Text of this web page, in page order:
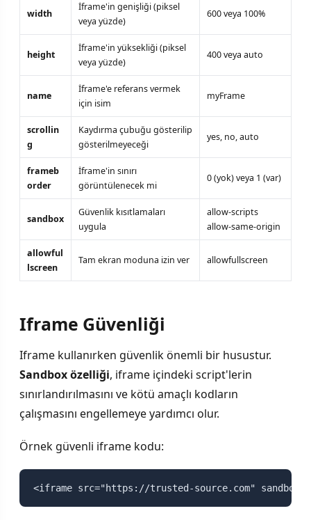
width
İframe'in genişliği (piksel
veya yüzde)
600 veya 100%
height
İframe'in yüksekliği (piksel
veya yüzde)
400 veya auto
name
İframe'e referans vermek
için isim
myFrame
scrollin
g
Kaydırma çubuğu gösterilip
gösterilmeyeceği
yes, no, auto
frameb
order
İframe'in sınırı
görüntülenecek mi
0 (yok) veya 1 (var)
sandbox
Güvenlik kısıtlamaları
uygula
allow-scripts
allow-same-origin
allowful
lscreen
Tam ekran moduna izin ver allowfullscreen
Iframe Güvenliği
Iframe kullanırken güvenlik önemli bir husustur.
Sandbox özelliği, iframe içindeki script'lerin
sınırlandırılmasını ve kötü amaçlı kodların
çalışmasını engellemeye yardımcı olur.
Örnek güvenli iframe kodu:
<iframe src="https://trusted-source.com"